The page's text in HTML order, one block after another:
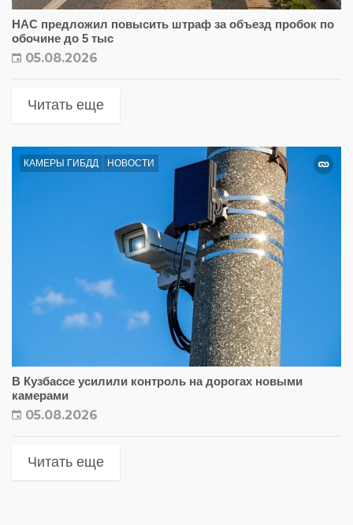
НАС предложил повысить штраф за объезд пробок по
обочине до 5 тыс
05.08.2026
Читать еще
КАМЕРЫ ГИБДД НОВОСТИ
В Кузбассе усилили контроль на дорогах новыми
камерами
05.08.2026
Читать еще